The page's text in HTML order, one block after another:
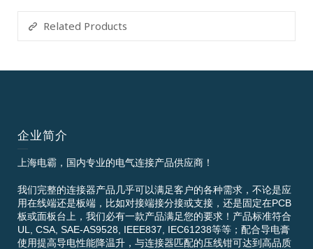
Related Products
企业简介
上海电霸，国内专业的电气连接产品供应商！
我们完整的连接器产品几乎可以满足客户的各种需求，不论是应
用在线端还是板端，比如对接端接分接或支接，还是固定在PCB
板或面板台上，我们必有一款产品满足您的要求！产品标准符合
UL, CSA, SAE-AS9528, IEEE837, IEC61238等等；配合导电膏
使用提高导电性能降温升，与连接器匹配的压线钳可达到高品质